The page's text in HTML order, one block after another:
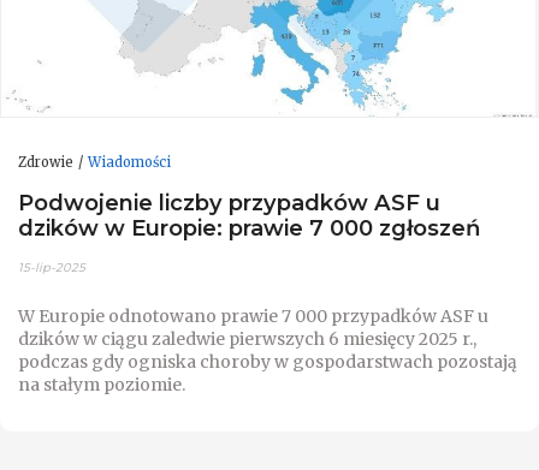
Zdrowie Wiadomości
Podwojenie liczby przypadków ASF u
dzików w Europie: prawie 7 000 zgłoszeń
15-lip-2025
W Europie odnotowano prawie 7 000 przypadków ASF u
dzików w ciągu zaledwie pierwszych 6 miesięcy 2025 r.,
podczas gdy ogniska choroby w gospodarstwach pozostają
na stałym poziomie.